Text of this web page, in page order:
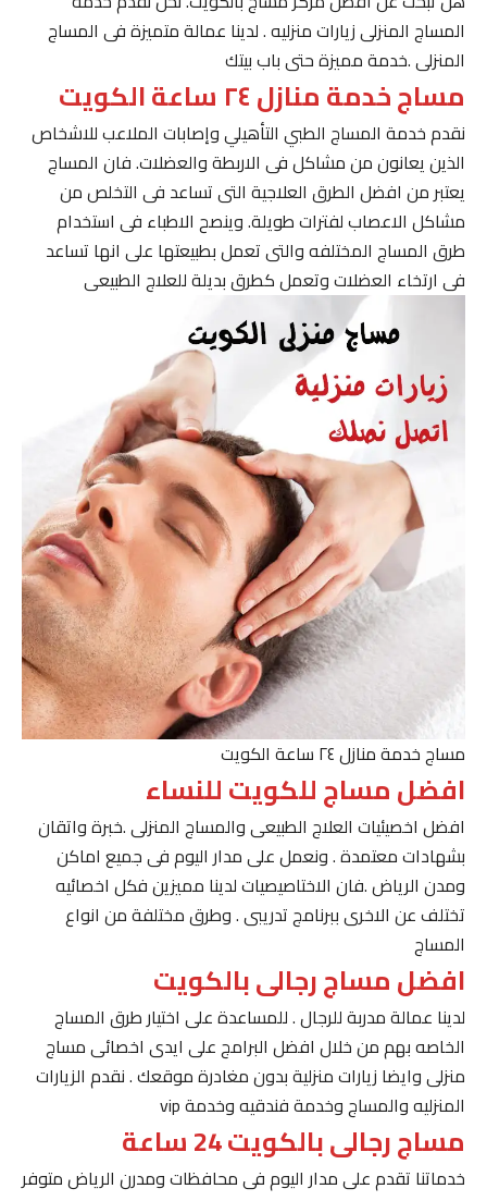
المساج المنزلى زيارات منزليه . لدينا عمالة متميزة فى المساج
المنزلى .خدمة مميزة حتى باب بيتك
مساج خدمة منازل ٢٤ ساعة الكويت
نقدم خدمة المساج الطبي التأهيلي وإصابات الملاعب للاشخاص
الذين يعانون من مشاكل فى الاربطة والعضلات. فان المساج
يعتبر من افضل الطرق العلاجية التى تساعد فى التخلص من
مشاكل الاعصاب لفترات طويلة. وينصح الاطباء فى استخدام
طرق المساج المختلفه والتى تعمل بطبيعتها على انها تساعد
فى ارتخاء العضلات وتعمل كطرق بديلة للعلاج الطبيعى
مساج خدمة منازل ٢٤ ساعة الكويت
افضل مساج للكويت للنساء
افضل اخصيئيات العلاج الطبيعى والمساج المنزلى .خبرة واتقان
بشهادات معتمدة . ونعمل على مدار اليوم فى جميع اماكن
ومدن الرياض .فان الاختاصيصيات لدينا مميزين فكل اخصائيه
تختلف عن الاخرى ببرنامج تدريبى . وطرق مختلفة من انواع
المساج
افضل مساج رجالى بالكويت
لدينا عمالة مدربة للرجال . للمساعدة على اختيار طرق المساج
الخاصه بهم من خلال افضل البرامج على ايدى اخصائى مساج
منزلى وايضا زيارات منزلية بدون مغادرة موقعك . نقدم الزيارات
المنزليه والمساج وخدمة فندقيه وخدمة vip
مساج رجالى بالكويت 24 ساعة
خدماتنا تقدم على مدار اليوم فى محافظات ومدرن الرياض متوفر